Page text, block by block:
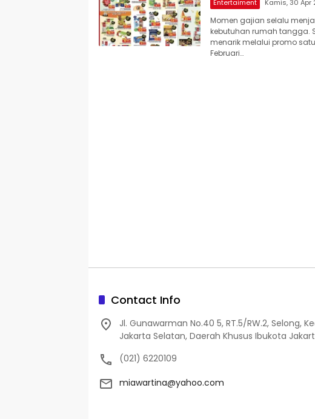
Entertaiment
Momen gajian selalu
kebutuhan rumah tangga.
menarik melalui promo
Februari…
Contact Info
Jl. Gunawarman No.40 5, RT.5/RW.2, Selong,
Jakarta Selatan, Daerah Khusus Ibukota Jakarta
(021) 6220109
miawartina@yahoo.com